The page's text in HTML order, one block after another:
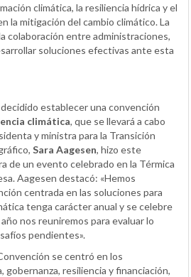
climática, la resiliencia hídrica y el
la mitigación del cambio climático. La
colaboración entre administraciones,
soluciones efectivas ante esta
establecer una convención
climática, que se llevará a cabo
y ministra para la Transición
Sara Aagesen, hizo este
de un evento celebrado en la Térmica
Aagesen destacó: «Hemos
centrada en las soluciones para
tenga carácter anual y se celebre
nos reuniremos para evaluar lo
pendientes».
se centró en los
gobernanza, resiliencia y financiación,